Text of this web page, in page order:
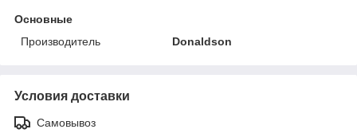
Основные
Производитель
Donaldson
Условия доставки
Самовывоз